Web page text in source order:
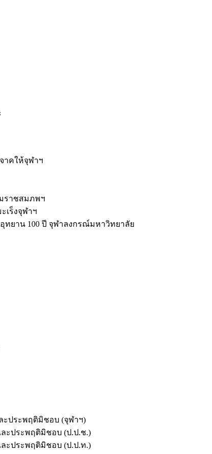
าคให้จุฬาฯ
ราชสมภพฯ
เร็งจุฬาฯ
ทยาน 100 ปี จุฬาลงกรณ์มหาวิทยาลัย
ะประพฤติมิชอบ (จุฬาฯ)
ละประพฤติมิชอบ (ป.ป.ช.)
ละประพฤติมิชอบ (ป.ป.ท.)